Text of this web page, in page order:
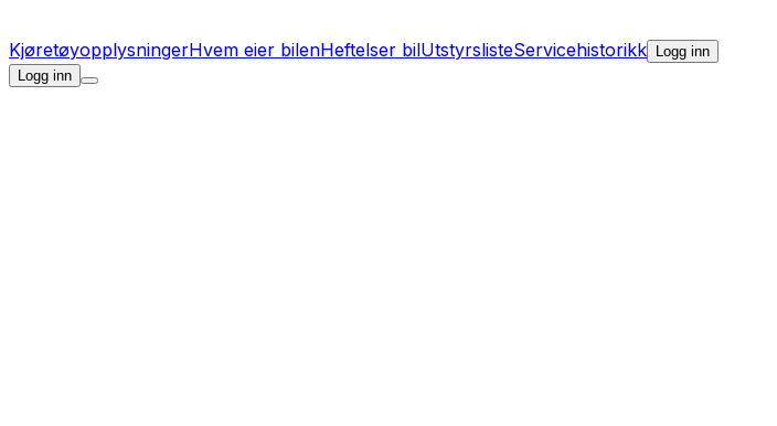
KjøretøyopplysningerHvem eier bilenHeftelser bilUtstyrslisteServicehistorikk
Logg inn
Logg inn